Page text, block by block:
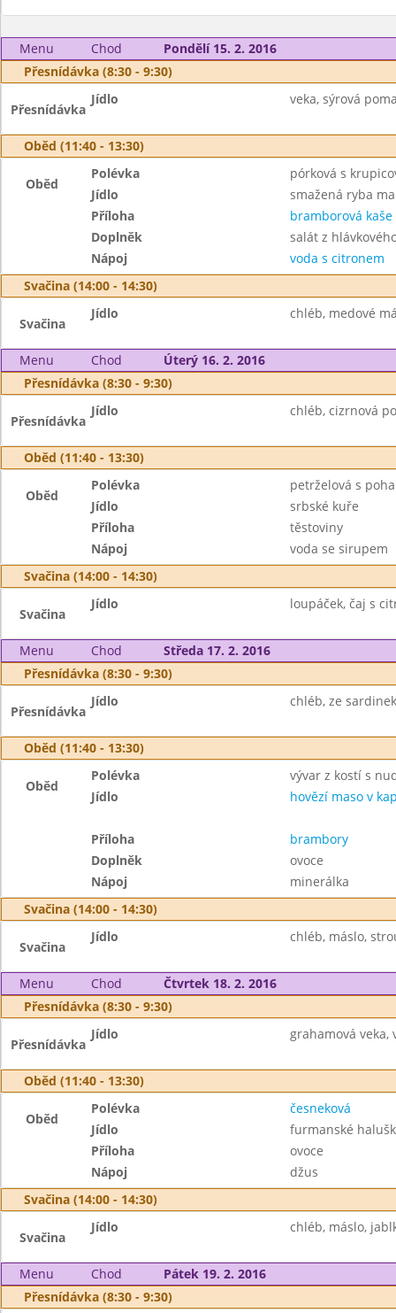
Menu Chod
Pondělí 15. 2. 2016
Přesnídávka (8:30 - 9:30)
Přesnídávka
Jídlo veka, sýrová
Oběd (11:40 - 13:30)
Oběd
Polévka
pórková s
Jídlo
smažená ryba
Příloha
bramborová kaše
Doplněk
salát z
Nápoj
voda s citronem
Svačina (14:00 - 14:30)
Svačina
Jídlo chléb, medové
Menu Chod
Úterý 16. 2. 2016
Přesnídávka (8:30 - 9:30)
Přesnídávka
Jídlo chléb, cizrnová
Oběd (11:40 - 13:30)
Oběd
Polévka
petrželová s
Jídlo
srbské kuře
Příloha
těstoviny
Nápoj
voda se sirupem
Svačina (14:00 - 14:30)
Svačina
Jídlo loupáček, čaj s
Menu Chod
Středa 17. 2. 2016
Přesnídávka (8:30 - 9:30)
Přesnídávka
Jídlo chléb, ze
Oběd (11:40 - 13:30)
Oběd
Polévka
vývar z kostí s
Jídlo
hovězí maso v
Příloha
brambory
Doplněk
ovoce
Nápoj
minerálka
Svačina (14:00 - 14:30)
Svačina
Jídlo chléb, máslo,
Menu Chod
Čtvrtek 18. 2. 2016
Přesnídávka (8:30 - 9:30)
Přesnídávka
Jídlo grahamová veka,
Oběd (11:40 - 13:30)
Oběd
Polévka
česneková
Jídlo
furmanské
Příloha
ovoce
Nápoj
džus
Svačina (14:00 - 14:30)
Svačina
Jídlo chléb, máslo,
Menu Chod
Pátek 19. 2. 2016
Přesnídávka (8:30 - 9:30)